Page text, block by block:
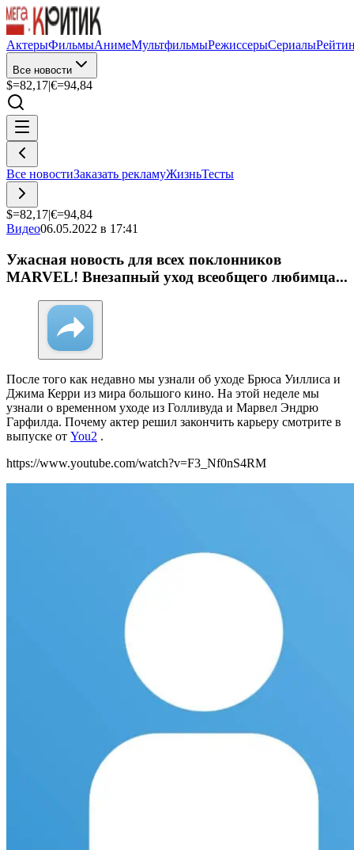
АктерыФильмыАнимеМультфильмыРежиссерыСериалы
Все новости
$=82,17|€=94,84
Все новостиЗаказать рекламуЖизньТесты
$=82,17|€=94,84
Видео06.05.2022 в 17:41
Ужасная новость для всех поклонников
MARVEL! Внезапный уход всеобщего любимца...
После того как недавно мы узнали об уходе Брюса Уиллиса и
Джима Керри из мира большого кино. На этой неделе мы
узнали о временном уходе из Голливуда и Марвел Эндрю
Гарфилда. Почему актер решил закончить карьеру смотрите в
выпуске от You2 .
https://www.youtube.com/watch?v=F3_Nf0nS4RM